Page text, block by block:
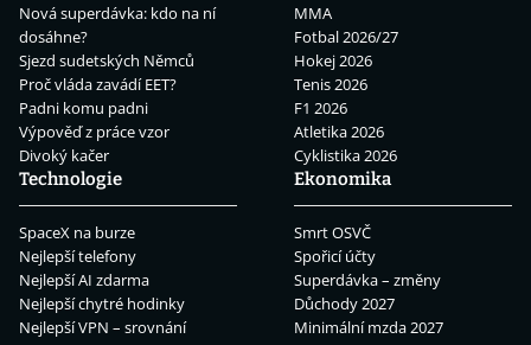
Nová superdávka: kdo na ní
dosáhne?
Sjezd sudetských Němců
Proč vláda zavádí EET?
Padni komu padni
Výpověď z práce vzor
Divoký kačer
MMA
Fotbal 2026/27
Hokej 2026
Tenis 2026
F1 2026
Atletika 2026
Cyklistika 2026
Technologie
SpaceX na burze
Nejlepší telefony
Nejlepší AI zdarma
Nejlepší chytré hodinky
Nejlepší VPN – srovnání
Ekonomika
Smrt OSVČ
Spořicí účty
Superdávka – změny
Důchody 2027
Minimální mzda 2027